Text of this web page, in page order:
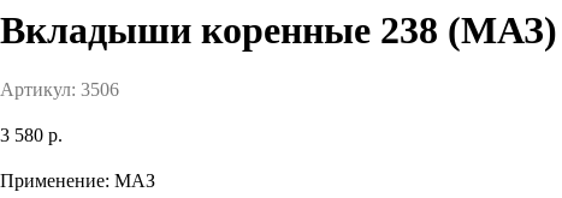
Вкладыши коренные 238 (МАЗ)
Артикул: 3506
3 580 р.
Применение: МАЗ